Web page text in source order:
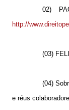
02)
http://
(03)
(04)
e réus